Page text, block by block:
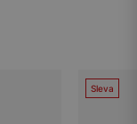
Sleva